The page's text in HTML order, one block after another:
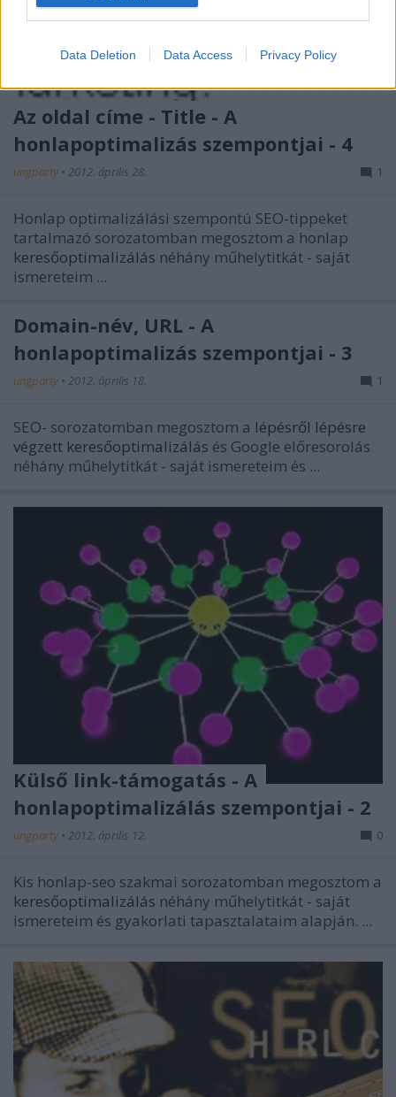
Data Deletion Data Access Privacy Policy
Az oldal címe - Title - A
honlapoptimalizás szempontjai - 4
ungparty • 2012. április 28. 1
Honlap optimalizálási szempontú SEO-tippeket
tartalmazó sorozatomban megosztom a honlap
keresőoptimalizálás néhány műhelytitkát - saját
ismereteim ...
Domain-név, URL - A
honlapoptimalizás szempontjai - 3
ungparty • 2012. április 18. 1
SEO- sorozatomban megosztom a lépésről lépésre
végzett keresőoptimalizálás és Google előresorolás
néhány műhelytitkát - saját ismereteim és ...
Külső link-támogatás - A
honlapoptimalizálás szempontjai - 2
ungparty • 2012. április 12. 0
Kis honlap-seo szakmai sorozatomban megosztom a
keresőoptimalizálás néhány műhelytitkát - saját
ismereteim és gyakorlati tapasztalataim alapján. ...